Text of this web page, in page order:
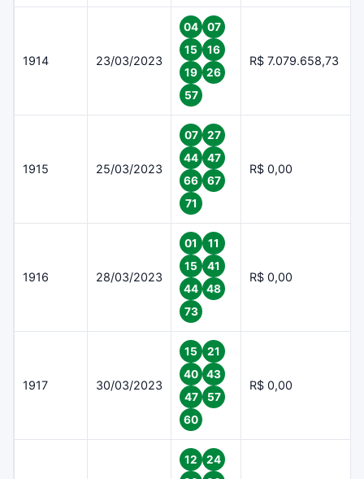
1914 23/03/2023
04
07
15
16
19
26
57
R$ 7.079.658,73
1915 25/03/2023
07
27
44
47
66
67
71
R$ 0,00
1916 28/03/2023
01
11
15
41
44
48
73
R$ 0,00
1917 30/03/2023
15
21
40
43
47
57
60
R$ 0,00
12
24